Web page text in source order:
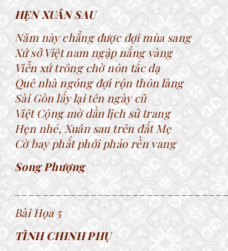
HẸN XUÂN SAU
Năm này chẳng được đợi mùa sang
Xứ sở Việt nam ngập nắng vàng
Viễn xứ trông chờ nôn tấc dạ
Quê nhà ngóng đợi rộn thôn làng
Sài Gòn lấy lại tên ngày cũ
Việt Cộng mờ dần lịch sử trang
Hẹn nhé, Xuân sau trên đất Mẹ
Cờ bay phất phới pháo rền vang
Song Phượng
_______________________________
Bài Họa 5
TÌNH CHINH PHỤ